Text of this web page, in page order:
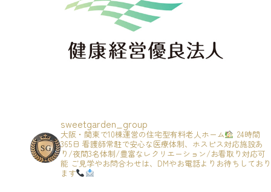
sweetgarden_group
大阪・関東で10棟運営の住宅型有料老人ホーム
24時間
365日 看護師常駐で安心な医療体制、ホスピス対応施設あ
り/夜間3名体制/豊富なレクリエーション/お看取り対応可
能 ご見学やお問合わせは、DMやお電話よりお待ちしており
ます